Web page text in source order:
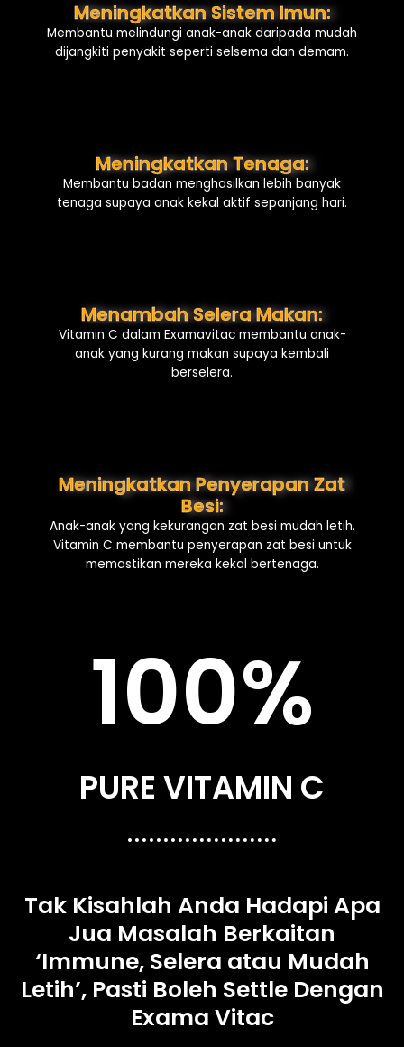
Meningkatkan Sistem Imun:
Membantu melindungi anak-anak daripada mudah
dijangkiti penyakit seperti selsema dan demam.
Meningkatkan Tenaga:
Membantu badan menghasilkan lebih banyak
tenaga supaya anak kekal aktif sepanjang hari.
Menambah Selera Makan:
Vitamin C dalam Examavitac membantu anak-
anak yang kurang makan supaya kembali
berselera.
Meningkatkan Penyerapan Zat
Besi:
Anak-anak yang kekurangan zat besi mudah letih.
Vitamin C membantu penyerapan zat besi untuk
memastikan mereka kekal bertenaga.
100%
PURE VITAMIN C
Tak Kisahlah Anda Hadapi Apa
Jua Masalah Berkaitan
‘Immune, Selera atau Mudah
Letih’, Pasti Boleh Settle Dengan
Exama Vitac